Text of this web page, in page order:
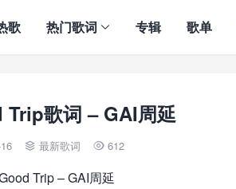
歌 热门歌词 专辑 歌单
歌词 – GAI周延
 最新歌词  612
Trip – GAI周延